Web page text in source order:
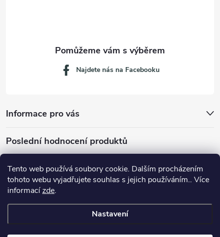
Tento web používá soubory cookie. Dalším procházením
tohoto webu vyjadřujete souhlas s jejich používáním.. Více
informacízde.
Nastavení
Informace pro vás
Najdete nás na Facebooku
Poslední hodnocení produktů
Dávkovací lžička na mletou kávu 53132C8134